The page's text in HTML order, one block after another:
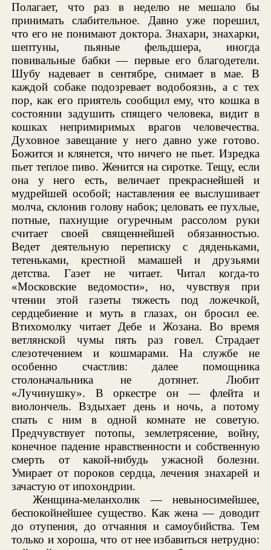
Полагает, что раз в неделю не мешало бы
принимать слабительное. Давно уже порешил,
что его не понимают доктора. Знахари, знахарки,
шептуны, пьяные фельдшера, иногда
повивальные бабки — первые его благодетели.
Шубу надевает в сентябре, снимает в мае. В
каждой собаке подозревает водобоязнь, а с тех
пор, как его приятель сообщил ему, что кошка в
состоянии задушить спящего человека, видит в
кошках непримиримых врагов человечества.
Духовное завещание у него давно уже готово.
Божится и клянется, что ничего не пьет. Изредка
пьет теплое пиво. Женится на сиротке. Тещу, если
она у него есть, величает прекраснейшей и
мудрейшей особой; наставления ее выслушивает
молча, склонив голову набок; целовать ее пухлые,
потные, пахнущие огуречным рассолом руки
считает своей священнейшей обязанностью.
Ведет деятельную переписку с дяденьками,
тетеньками, крестной мамашей и друзьями
детства. Газет не читает. Читал когда-то
«Московские ведомости», но, чувствуя при
чтении этой газеты тяжесть под ложечкой,
сердцебиение и муть в глазах, он бросил ее.
Втихомолку читает Дебе и Жозана. Во время
ветлянской чумы пять раз говел. Страдает
слезотечением и кошмарами. На службе не
особенно счастлив: далее помощника
столоначальника не дотянет. Любит
«Лучинушку». В оркестре он — флейта и
виолончель. Вздыхает день и ночь, а потому
спать с ним в одной комнате не советую.
Предчувствует потопы, землетрясение, войну,
конечное падение нравственности и собственную
смерть от какой-нибудь ужасной болезни.
Умирает от пороков сердца, лечения знахарей и
зачастую от ипохондрии.
Женщина-меланхолик — невыносимейшее,
беспокойнейшее существо. Как жена — доводит
до отупения, до отчаяния и самоубийства. Тем
только и хороша, что от нее избавиться нетрудно: